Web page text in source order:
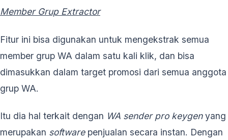
Member Grup Extractor
Fitur ini bisa digunakan untuk mengekstrak semua
member grup WA dalam satu kali klik, dan bisa
dimasukkan dalam target promosi dari semua anggota
grup WA.
Itu dia hal terkait dengan WA sender pro keygenyang
merupakan softwarepenjualan secara instan. Dengan